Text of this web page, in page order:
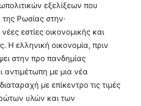
εξελίξεων που
Ρωσίας στην·
εστίες οικονομικής και
Η ελληνική οικονομία, πριν
στην προ πανδημίας
αντιμέτωπη με μια νέα
με επίκεντρο τις τιμές
υλών και των